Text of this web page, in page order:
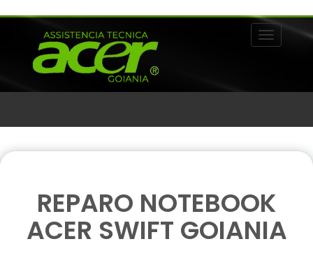
Alternar
REPARO NOTEBOOK
ACER SWIFT GOIANIA